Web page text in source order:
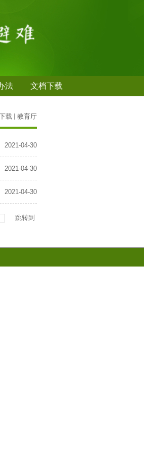
法 文档下载
载 教育厅
2021-04-30
2021-04-30
2021-04-30
跳转到